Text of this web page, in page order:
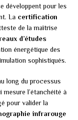
développent pour les
La certification
de la maîtrise
d’études
énergétique des
sophistiqués.
long du processus
mesure l’étanchéité à
pour valider la
infrarouge